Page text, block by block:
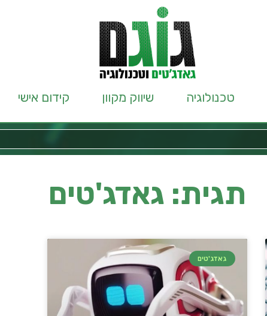
טכנולוגיה שיווק מקוון קידום אישי
תגית: גאדג'טים
גאדג'טים